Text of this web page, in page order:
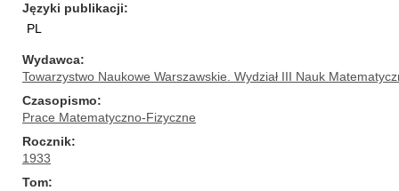
Języki publikacji
PL
Wydawca
Towarzystwo Naukowe Warszawskie. Wydział III Nauk
Czasopismo
Prace Matematyczno-Fizyczne
Rocznik
1933
Tom